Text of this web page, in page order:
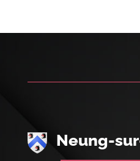
Neung-